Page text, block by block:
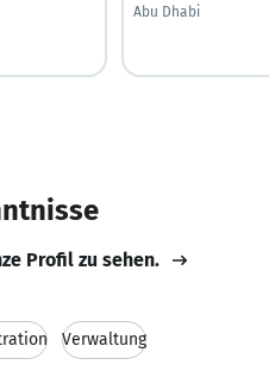
Abu Dhabi
Profil zu sehen.
Verwaltung